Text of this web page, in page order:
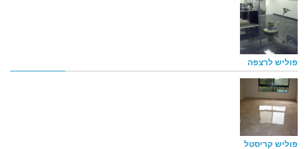
פוליש לרצפה
פוליש קריסטל